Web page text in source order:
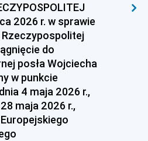
2026 r. w sprawie
do
posła Wojciecha
w punkcie
4 maja 2026 r.,
maja 2026 r.,